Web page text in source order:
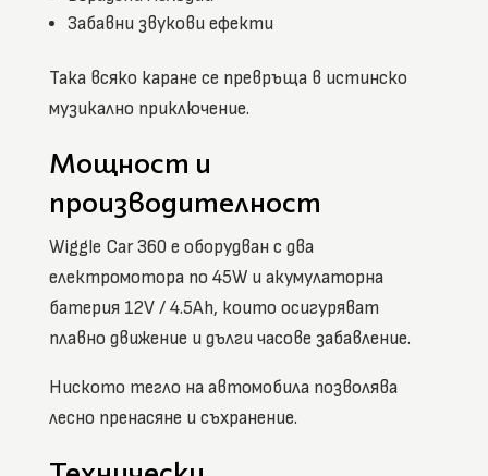
Забавни звукови ефекти
Така всяко каране се превръща в истинско
музикално приключение.
Мощност и
производителност
Wiggle Car 360 е оборудван с два
електромотора по 45W и акумулаторна
батерия 12V / 4.5Ah, които осигуряват
плавно движение и дълги часове забавление.
Ниското тегло на автомобила позволява
лесно пренасяне и съхранение.